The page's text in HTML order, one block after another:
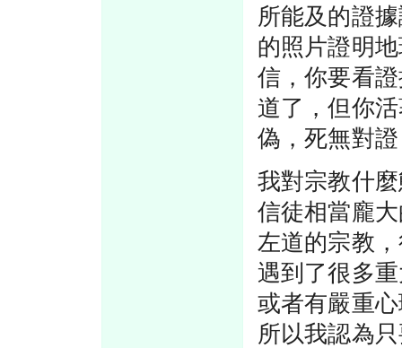
所能及的證
的照片證明
信，你要看
道了，但你
偽，死無對
我對宗教什
信徒相當龐
左道的宗教
遇到了很多
或者有嚴重
所以我認為